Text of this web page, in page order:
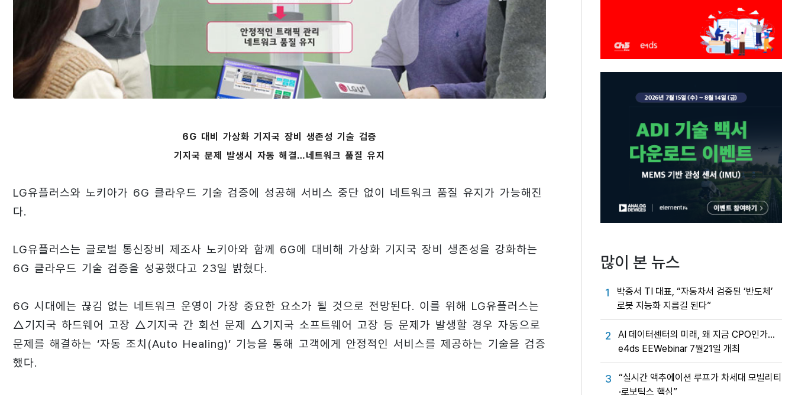
6G 대비 가상화 기지국 장비 생존성 기술 검증
기지국 문제 발생시 자동 해결…네트워크 품질 유지
LG유플러스와 노키아가 6G 클라우드 기술 검증에 성공해 서비스 중단 없이 네트워크 품질 유지가 가능해진
다.
LG유플러스는 글로벌 통신장비 제조사 노키아와 함께 6G에 대비해 가상화 기지국 장비 생존성을 강화하는
6G 클라우드 기술 검증을 성공했다고 23일 밝혔다.
6G 시대에는 끊김 없는 네트워크 운영이 가장 중요한 요소가 될 것으로 전망된다. 이를 위해 LG유플러스는
△기지국 하드웨어 고장 △기지국 간 회선 문제 △기지국 소프트웨어 고장 등 문제가 발생할 경우 자동으로
문제를 해결하는 ‘자동 조치(Auto Healing)’ 기능을 통해 고객에게 안정적인 서비스를 제공하는 기술을 검증
했다.
많이 본 뉴스
1
박중서 TI 대표, “자동차서 검증된 ‘반도체’
로봇 지능화 지름길 된다”
2
AI 데이터센터의 미래, 왜 지금 CPO인가…
e4ds EEWebinar 7월21일 개최
3
“실시간 액추에이션 루프가 차세대 모빌리티
·로보틱스 핵심”